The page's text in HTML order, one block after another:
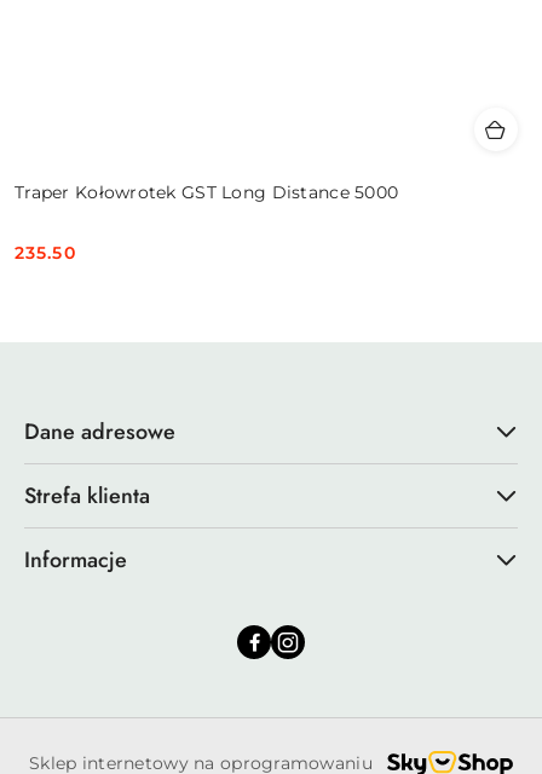
Traper Kołowrotek GST Long Distance 5000
Cena:
235.50
Dane adresowe
Strefa klienta
Informacje
Sklep internetowy na oprogramowaniu